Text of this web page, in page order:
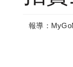
報導：